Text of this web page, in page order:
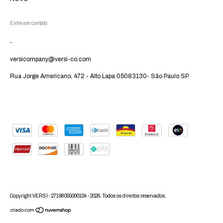
Entre em contato
-
versicompany@versi-co.com
Rua Jorge Americano, 472 - Alto Lapa 05083130- São Paulo SP
Copyright VERSI - 27198055000104 - 2026. Todos os direitos reservados.